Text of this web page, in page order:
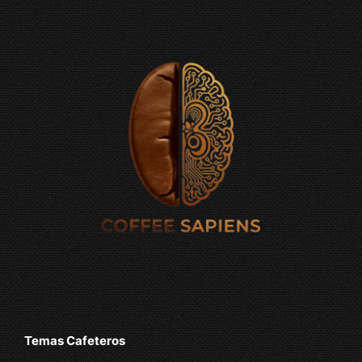
Temas Cafeteros